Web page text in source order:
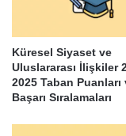
Küresel Siyaset ve
Uluslararası İlişkiler
2025 Taban Puanları
Başarı Sıralamaları